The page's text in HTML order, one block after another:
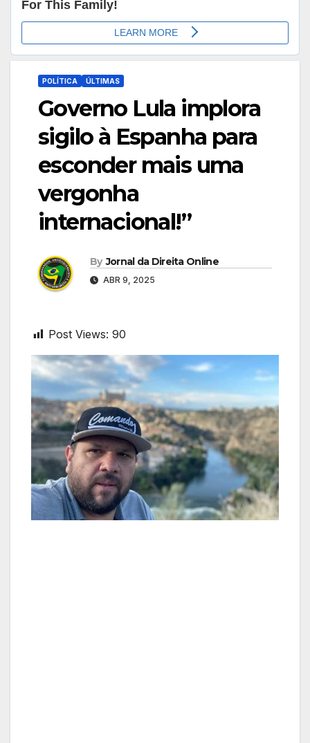
POLÍTICA ÚLTIMAS
Governo Lula implora
sigilo à Espanha para
esconder mais uma
vergonha
internacional!”
By Jornal da Direita Online
ABR 9, 2025
Post Views: 90